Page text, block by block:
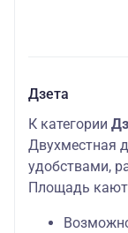
Дзета
К категории
Двухместная
удобствами,
Площадь